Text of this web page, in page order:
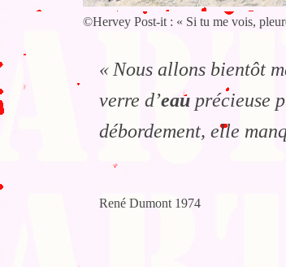
©Hervey Post-it : « Si tu me vois,
« Nous allons bientôt
verre d’eau précieuse
débordement, elle
René Dumont 1974